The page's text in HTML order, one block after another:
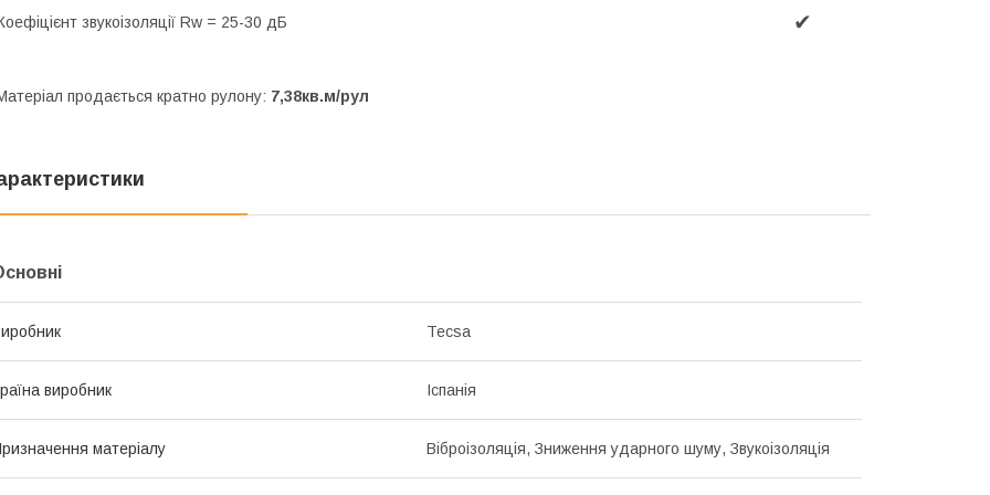
звукоізоляції Rw = 25-30 дБ ✔
продається кратно рулону: 7,38кв.м/рул
Тесѕа
виробник Іспанія
матеріалу Віброізоляція, Зниження ударного шуму, Звукоізоляція